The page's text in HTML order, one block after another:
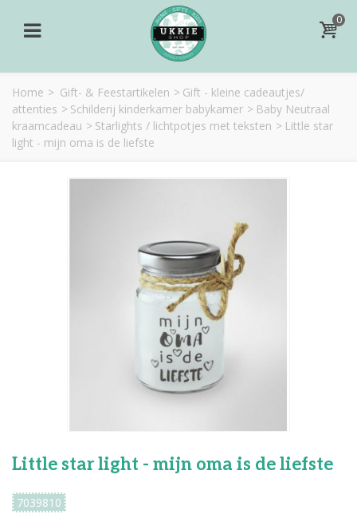
0
Home > Gift- & Feestartikelen > Gift - kleine cadeautjes/
attenties > Schilderij kinderkamer babykamer > Baby Neutraal
kraamcadeau > Starlights / lichtpotjes met teksten > Little star
light - mijn oma is de liefste
Little star light - mijn oma is de liefste
7039810